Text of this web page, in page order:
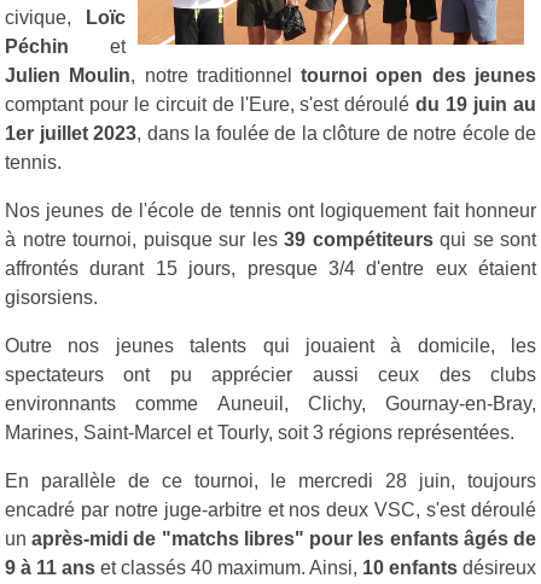
civique,
Loïc
Péchin et
Julien Moulin, notre traditionneltournoi open des jeunes
comptant pour le circuit de l'Eure, s'est déroulédu 19 juin au
1er juillet 2023, dans la foulée de la clôture de notre école de
tennis.
Nos jeunes de l'école de tennis ont logiquement fait honneur
à notre tournoi, puisque sur les 39 compétiteursqui se sont
affrontés durant 15 jours, presque 3/4 d'entre eux étaient
gisorsiens.
Outre nos jeunes talents qui jouaient à domicile, les
spectateurs ont pu apprécier aussi ceux des clubs
environnants comme Auneuil, Clichy, Gournay-en-Bray,
Marines, Saint-Marcel et Tourly, soit 3 régions représentées.
En parallèle de ce tournoi, le mercredi 28 juin, toujours
encadré par notre juge-arbitre et nos deux VSC, s'est déroulé
unaprès-midi de "matchs libres" pour les enfants âgés de
9 à 11 ans et classés 40 maximum. Ainsi, 10 enfants désireux